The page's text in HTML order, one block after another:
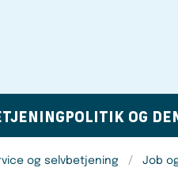
POLITIK OG
og selvbetjening Job